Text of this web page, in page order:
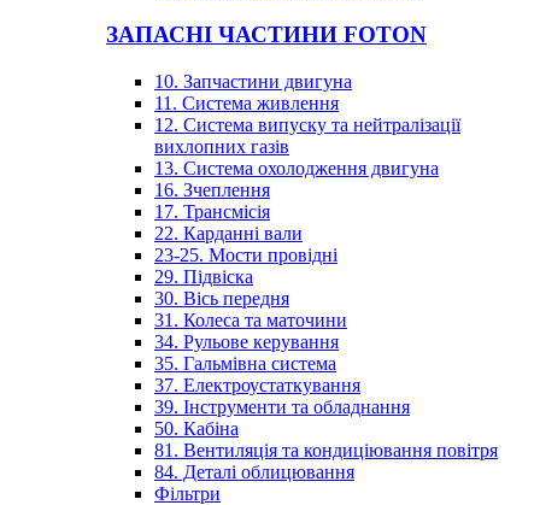
ЗАПАСНІ ЧАСТИНИ FOTON
10. Запчастини двигуна
11. Система живлення
12. Система випуску та нейтралізації
вихлопних газів
13. Система охолодження двигуна
16. Зчеплення
17. Трансмісія
22. Карданні вали
23-25. Мости провідні
29. Підвіска
30. Вісь передня
31. Колеса та маточини
34. Рульове керування
35. Гальмівна система
37. Електроустаткування
39. Інструменти та обладнання
50. Кабіна
81. Вентиляція та кондиціювання повітря
84. Деталі облицювання
Фільтри